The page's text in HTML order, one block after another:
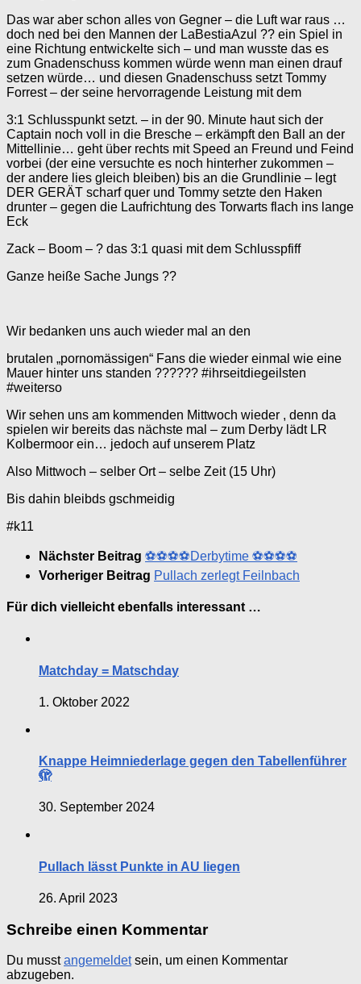
Das war aber schon alles von Gegner – die Luft war raus …
doch ned bei den Mannen der LaBestiaAzul ?? ein Spiel in
eine Richtung entwickelte sich – und man wusste das es
zum Gnadenschuss kommen würde wenn man einen drauf
setzen würde… und diesen Gnadenschuss setzt Tommy
Forrest – der seine hervorragende Leistung mit dem
3:1 Schlusspunkt setzt. – in der 90. Minute haut sich der
Captain noch voll in die Bresche – erkämpft den Ball an der
Mittellinie… geht über rechts mit Speed an Freund und Feind
vorbei (der eine versuchte es noch hinterher zukommen –
der andere lies gleich bleiben) bis an die Grundlinie – legt
DER GERÄT scharf quer und Tommy setzte den Haken
drunter – gegen die Laufrichtung des Torwarts flach ins lange
Eck
Zack – Boom – ? das 3:1 quasi mit dem Schlusspfiff
Ganze heiße Sache Jungs ??
Wir bedanken uns auch wieder mal an den
brutalen „pornomässigen“ Fans die wieder einmal wie eine
Mauer hinter uns standen ?????? #ihrseitdiegeilsten
#weiterso
Wir sehen uns am kommenden Mittwoch wieder , denn da
spielen wir bereits das nächste mal – zum Derby lädt LR
Kolbermoor ein… jedoch auf unserem Platz
Also Mittwoch – selber Ort – selbe Zeit (15 Uhr)
Bis dahin bleibds gschmeidig
#k11
Nächster Beitrag ⚽️⚽️⚽️⚽️Derbytime ⚽️⚽️⚽️⚽️
Vorheriger Beitrag Pullach zerlegt Feilnbach
Für dich vielleicht ebenfalls interessant …
Matchday = Matschday
1. Oktober 2022
Knappe Heimniederlage gegen den Tabellenführer
🫣
30. September 2024
Pullach lässt Punkte in AU liegen
26. April 2023
Schreibe einen Kommentar
Du musstangemeldetsein, um einen Kommentar
abzugeben.